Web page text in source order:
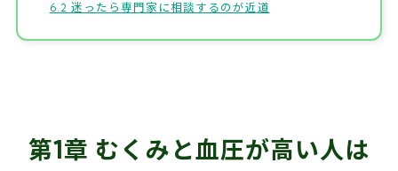
6.2 迷ったら専門家に相談するのが近道
第1章 むくみと血圧が高い人は